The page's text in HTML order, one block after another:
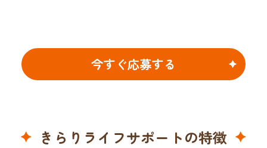
今すぐ応募する
きらりライフサポートの特徴